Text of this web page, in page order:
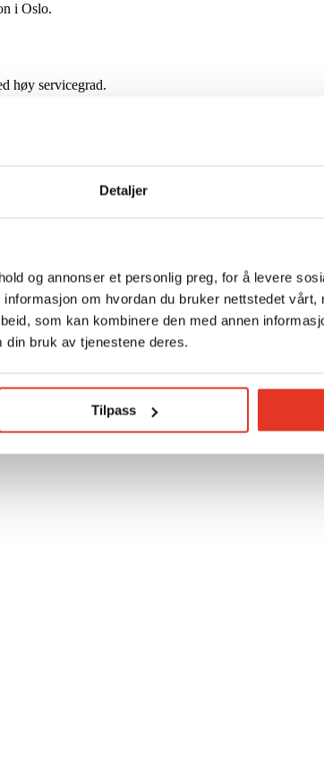
Detaljer
og annonser et personlig preg, for å levere
om hvordan du bruker nettstedet vårt,
som kan kombinere den med annen
din bruk av tjenestene deres.
Tilpass
i Oslo.
høy servicegrad.